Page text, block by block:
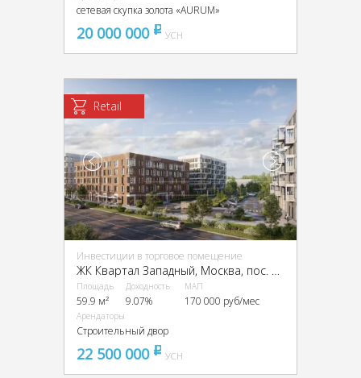
сетевая скупка золота «AURUM»
20 000 000 pуб
УСН
Retail
Инвестиции в торговое помещение
ЖК Квартал Западный, Москва, пос. Марушкинское, квартал 76, ЖК Квартал Западный, 3
Площадь
59.9 м²
Доходность
9.07%
МАП
170 000 руб/мес
Арендаторы
Строительный двор
22 500 000 pуб
УСН